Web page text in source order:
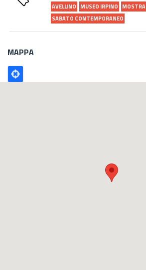
AVELLINO MUSEO IRPINO
MOSTRA
SABATO CONTEMPORANEO
MAPPA
Poligono
GEO